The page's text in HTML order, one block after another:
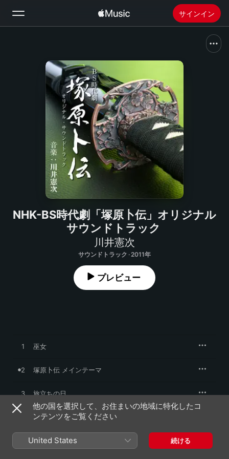
サインイン
ホーム
新着おすすめ
Apple Musicをインストール
NHK-BS時代劇「塚原卜伝」オリジナル
サウンドトラック
川井憲次
サウンドトラック · 2011年
プレビュー
1 巫女
2 塚原卜伝 メインテーマ
3 旅立ちの日
いざ対決へ
絶体絶命
他の国を選択して、お住まいの地域に特化したコ
ンテンツをご覧ください
United States 続ける